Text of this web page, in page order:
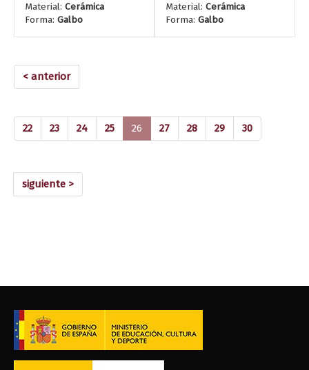
Material: Cerámica
Forma: Galbo
Material: Cerámica
Forma: Galbo
< anterior
22 23 24 25 26 (current)
27 28 29 30
siguiente >